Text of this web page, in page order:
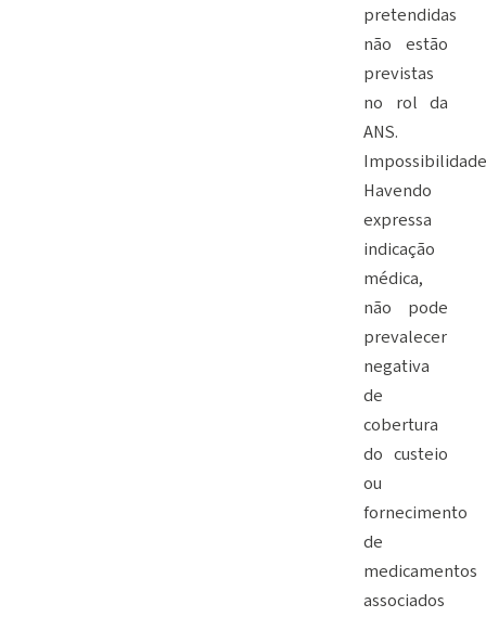
pretendidas
não estão
previstas
no rol da
ANS.
Havendo
expressa
indicação
médica,
não pode
prevalecer
negativa
de
cobertura
do custeio
ou
fornecimento
de
medicamentos
associados